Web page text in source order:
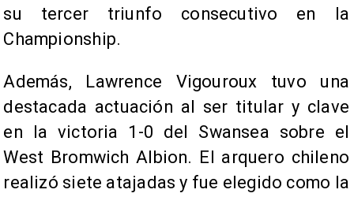
su tercer triunfo consecutivo en la
Championship.
Además, Lawrence Vigouroux tuvo una
destacada actuación al ser titular y clave
en la victoria 1-0 del Swansea sobre el
West Bromwich Albion. El arquero chileno
realizó siete atajadas y fue elegido como la